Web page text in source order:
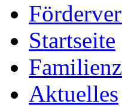
Startseite
Aktuelles